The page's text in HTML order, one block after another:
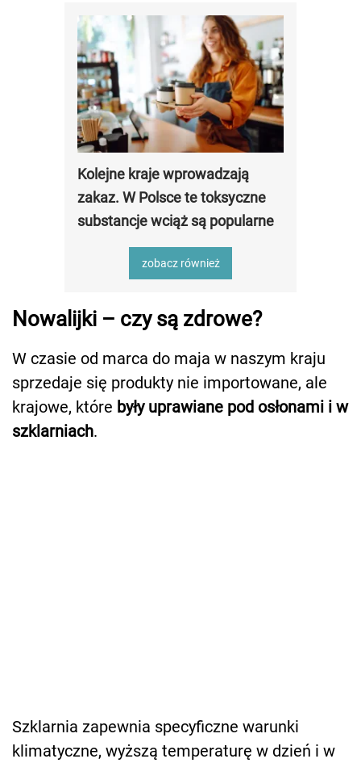
Kolejne kraje wprowadzają
zakaz. W Polsce te toksyczne
substancje wciąż są popularne
zobacz również
Nowalijki – czy są zdrowe?
W czasie od marca do maja w naszym kraju
sprzedaje się produkty nie importowane, ale
krajowe, które były uprawiane pod osłonami i w
szklarniach.
Szklarnia zapewnia specyficzne warunki
klimatyczne, wyższą temperaturę w dzień i w